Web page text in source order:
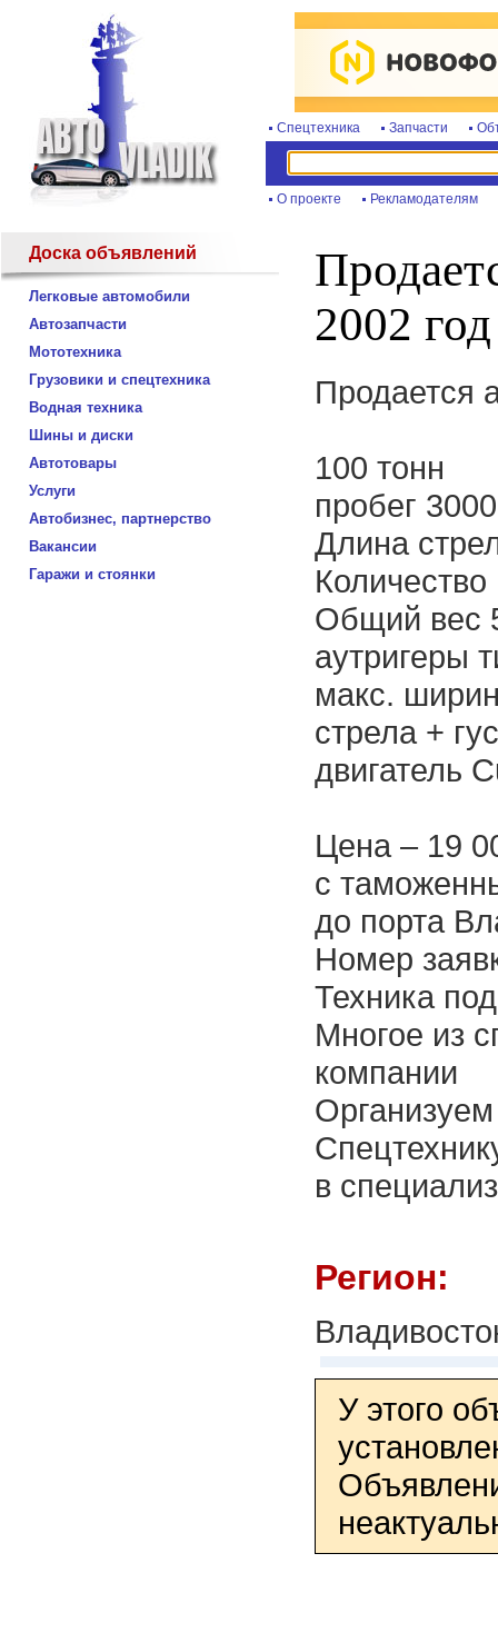
Спецтехника Запчасти
О проекте Рекламодателям
Доска объявлений
Легковые автомобили
Автозапчасти
Мототехника
Грузовики и спецтехника
Водная техника
Шины и диски
Автотовары
Услуги
Автобизнес, партнерство
Вакансии
Гаражи и стоянки
2002 год
Продается
100 тонн
пробег
Длина
Общий вес
аутригеры
макс.
стрела +
двигатель
Цена – 19
с
до порта
Номер
Техника
Многое из
компании
в
Регион:
У этого